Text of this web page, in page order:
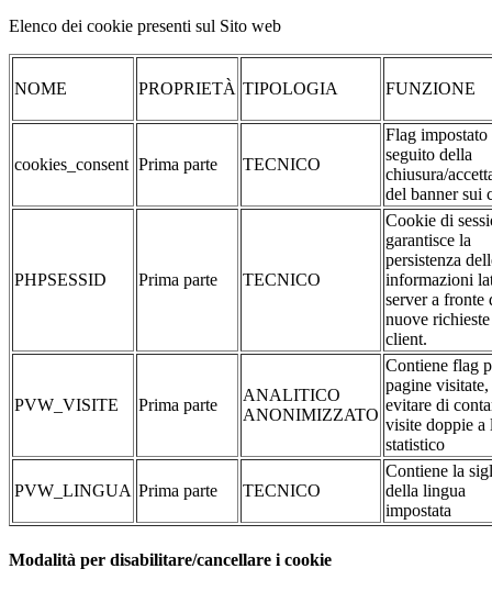
Elenco dei cookie presenti sul Sito web
NOME PROPRIETÀ TIPOLOGIA FUNZIONE
cookies_consent Prima parte TECNICO
Flag impostato
seguito della
chiusura/
del banner sui
PHPSESSID Prima parte TECNICO
Cookie di
garantisce la
persistenza
informazioni
server a fronte
nuove
client.
PVW_VISITE Prima parte
ANALITICO
ANONIMIZZATO
Contiene flag
pagine visitate,
evitare di
visite doppie a
statistico
PVW_LINGUA Prima parte TECNICO
Contiene la
della lingua
impostata
Modalità per disabilitare/cancellare i cookie